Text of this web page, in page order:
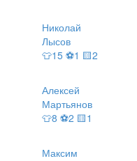
Николай
Лысов
👕15 ⚽1 🟨2
Алексей
Мартьянов
👕8 ⚽2 🟨1
Максим